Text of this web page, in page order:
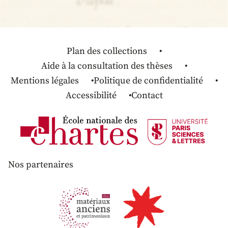
Plan des collections
Aide à la consultation des thèses
Mentions légales
Politique de confidentialité
Accessibilité
Contact
Nos partenaires